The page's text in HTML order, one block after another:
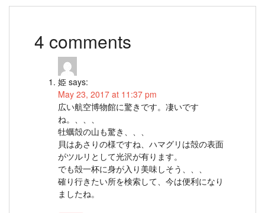
4 comments
姫 says:
May 23, 2017 at 11:37 pm
広い航空博物館に驚きです。凄いです
ね。、、、
牡蠣殻の山も驚き、、、
貝はあさりの様ですね、ハマグリは殻の表面
がツルリとして光沢が有ります。
でも殻一杯に身が入り美味しそう、、、
確り行きたい所を検索して、今は便利になり
ましたね。